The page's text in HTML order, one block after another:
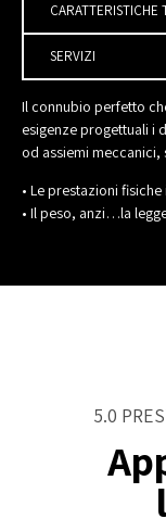
CARATTERISTICHE
SERVIZI
Il connubio perfetto
esigenze progettuali i
od assiemi meccanici,
• Le prestazioni
• Il peso, anzi…la
5.0